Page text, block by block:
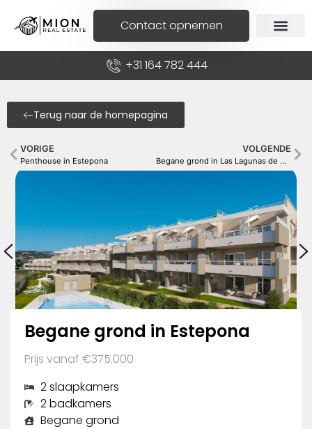
Contact opnemen
+31 164 782 444
Terug naar de homepagina
VORIGE
Penthouse in Estepona
VOLGENDE
Begane grond in Las Lagunas de Mijas
Begane grond in Estepona
Prijs vanaf €375.000
2 slaapkamers
2 badkamers
Begane grond